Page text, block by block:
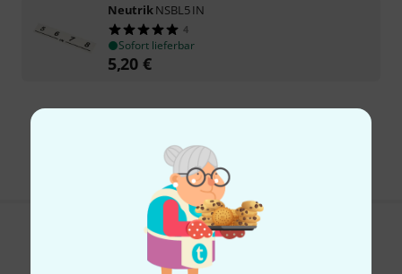
NeutrikNSBL5 IN
4
Sofort lieferbar
5,20 €
Gefällt Ihnen, was Sie sehen?